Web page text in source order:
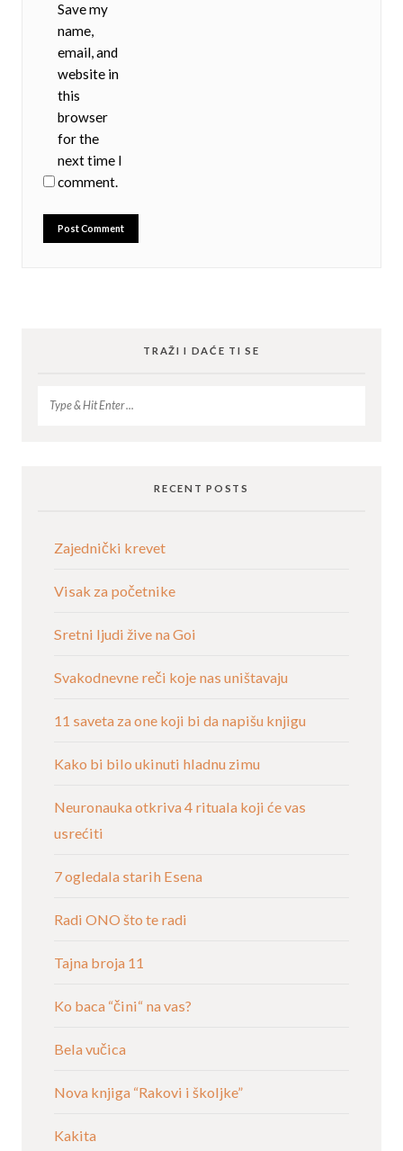
Save my
name,
email, and
website in
this
browser
for the
next time I
comment.
TRAŽI I DAĆE TI SE
RECENT POSTS
Zajednički krevet
Visak za početnike
Sretni ljudi žive na Goi
Svakodnevne reči koje nas uništavaju
11 saveta za one koji bi da napišu knjigu
Kako bi bilo ukinuti hladnu zimu
Neuronauka otkriva 4 rituala koji će vas
usrećiti
7 ogledala starih Esena
Radi ONO što te radi
Tajna broja 11
Ko baca “čini“ na vas?
Bela vučica
Nova knjiga “Rakovi i školjke”
Kakita